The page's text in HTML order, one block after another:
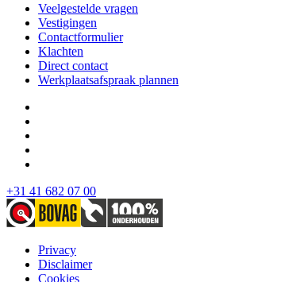
Veelgestelde vragen
Vestigingen
Contactformulier
Klachten
Direct contact
Werkplaatsafspraak plannen
+31 41 682 07 00
Privacy
Disclaimer
Cookies